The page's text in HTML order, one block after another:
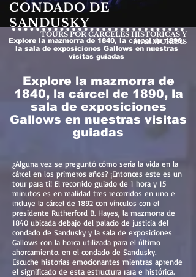
CONDADO DE
SANDUSKY
TOURS POR CÁRCELES HISTÓRICAS Y
MAZMORRAS
Explore la mazmorra de 1840, la cárcel de 1890,
la sala de exposiciones Gallows en nuestras
visitas guiadas
Explore la mazmorra de
1840, la cárcel de 1890, la
sala de exposiciones
Gallows en nuestras visitas
guiadas
¿Alguna vez se preguntó cómo sería la vida en la
cárcel en los primeros años? ¡Entonces este es un
tour para ti! El recorrido guiado de 1 hora y 15
minutos es en realidad tres recorridos en uno e
incluye la cárcel de 1892 con vínculos con el
presidente Rutherford B. Hayes, la mazmorra de
1840 ubicada debajo del palacio de justicia del
condado de Sandusky y la sala de exposiciones
Gallows con la horca utilizada para el último
ahorcamiento. en el condado de Sandusky.
Escuche historias emocionantes mientras aprende
el significado de esta estructura rara e histórica.